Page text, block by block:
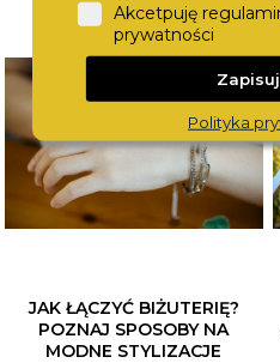
JAK ŁĄCZYĆ BIŻUTERIĘ?
POZNAJ SPOSOBY NA
MODNE STYLIZACJE
Akcetpuję
prywatności
Polityka